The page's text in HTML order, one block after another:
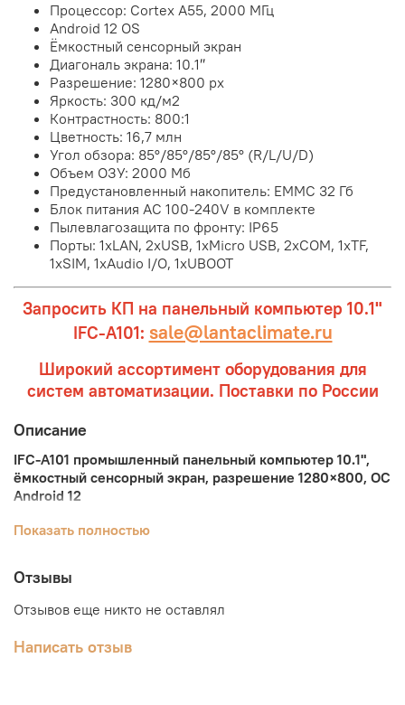
Процессор: Cortex A55, 2000 МГц
Android 12 OS
Ёмкостный сенсорный экран
Диагональ экрана: 10.1″
Разрешение: 1280×800 px
Яркость: 300 кд/м2
Контрастность: 800:1
Цветность: 16,7 млн
Угол обзора: 85°/85°/85°/85° (R/L/U/D)
Объем ОЗУ: 2000 Мб
Предустановленный накопитель: EMMC 32 Гб
Блок питания AC 100-240V в комплекте
Пылевлагозащита по фронту: IP65
Порты: 1xLAN, 2xUSB, 1xMicro USB, 2xCOM, 1xTF,
1xSIM, 1xAudio I/O, 1xUBOOT
Запросить КП на панельный компьютер 10.1"
IFC-A101: sale@lantaclimate.ru
Широкий ассортимент оборудования для
систем автоматизации. Поставки по России
Описание
IFC-A101 промышленный панельный компьютер 10.1",
ёмкостный сенсорный экран, разрешение 1280×800, ОС
Android 12
Промышленный 10.1" панельный компьютер IFC-A101 на
дюйма и разрешением 1280
Полностью закрытая конструкция, весь компьютер
водонепроницаемость передней панели IP65.
Показать полностью
Отзывы
Отзывов еще никто не оставлял
Написать отзыв